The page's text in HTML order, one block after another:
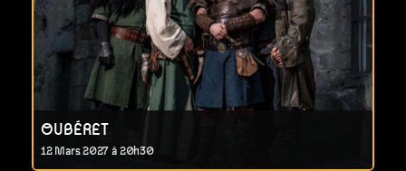
OUBÉRET
12 Mars 2027 à 20h30